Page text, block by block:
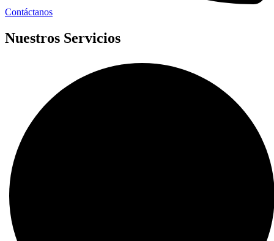
Contáctanos
Nuestros Servicios